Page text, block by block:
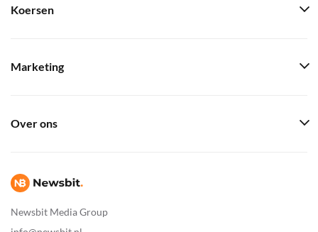
Newsbit Media Group
Koersen
Marketing
Over ons